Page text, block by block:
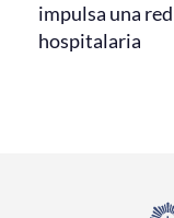
impulsa una
hospitalaria